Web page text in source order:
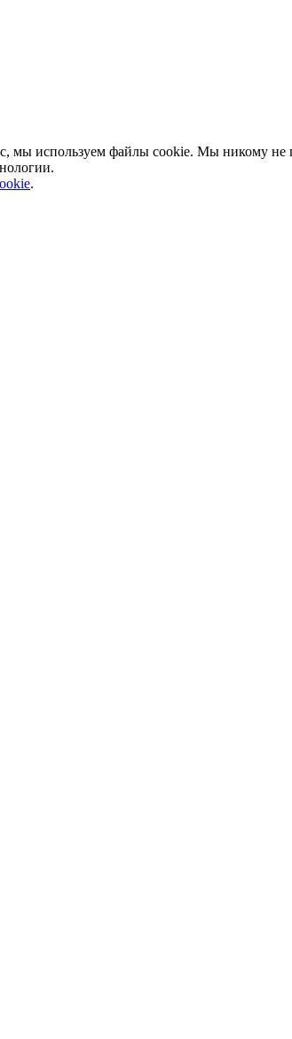
мы используем файлы cookie. Мы никому
.